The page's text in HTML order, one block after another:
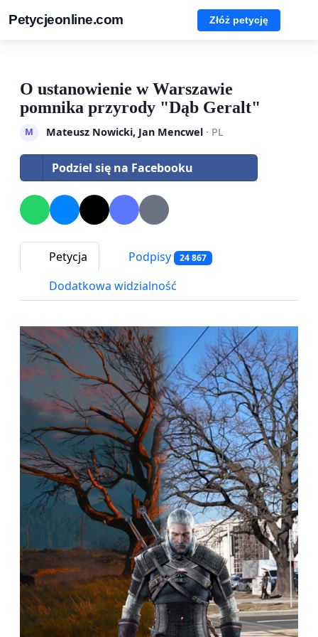
Petycjeonline.com Złóż petycję
O ustanowienie w Warszawie
pomnika przyrody "Dąb Geralt"
M Mateusz Nowicki, Jan Mencwel· PL
Podziel się na Facebooku
Petycja Podpisy 24 867
Dodatkowa widzialność